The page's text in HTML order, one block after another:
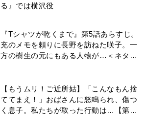
る』では横沢役
『Tシャツが乾くまで』第5話あらすじ。
充のメモを頼りに長野を訪ねた咲子。一
方の樹生の元にもある人物が…＜ネタバ
【もうムリ！ご近所姑】「こんなもん捨
ててまえ！」おばさんに怒鳴られ、傷つ
く息子。私たちが取った行動は…【第3